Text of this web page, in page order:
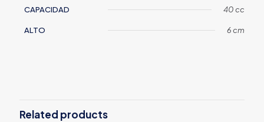
CAPACIDAD 40 cc
ALTO 6 cm
Related products